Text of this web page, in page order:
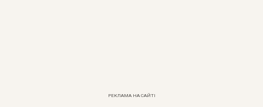
РЕКЛАМА НА САЙТІ